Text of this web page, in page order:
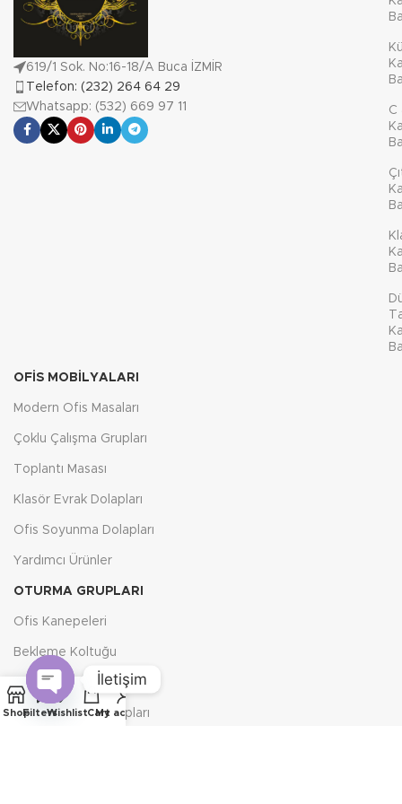
619/1 Sok. No:16-18/A Buca İZMİR
Telefon: (232) 264 64 29
Whatsapp: (532) 669 97 11
C
OFIS MOBILYALARI
Modern Ofis Masaları
Çoklu Çalışma Grupları
Toplantı Masası
Klasör Evrak Dolapları
Ofis Soyunma Dolapları
Yardımcı Ürünler
OTURMA GRUPLARI
Ofis Kanepeleri
Bekleme Koltuğu
Klasik Oturma Grupları
Küçük Oturma Grupları
ShopFiltersWishlistCart
My account
İletişim
Open